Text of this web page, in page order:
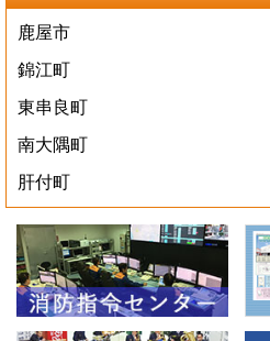
鹿屋市
錦江町
東串良町
南大隅町
肝付町